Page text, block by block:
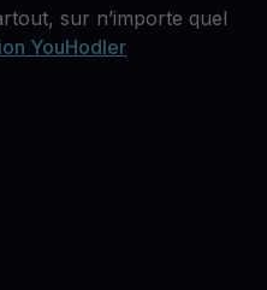
sur n’importe quel
YouHodler